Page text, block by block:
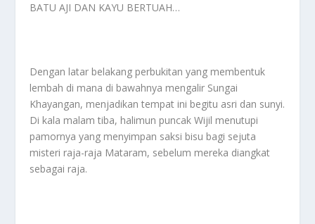
BATU AJI DAN KAYU BERTUAH…
Dengan latar belakang perbukitan yang membentuk
lembah di mana di bawahnya mengalir Sungai
Khayangan, menjadikan tempat ini begitu asri dan sunyi.
Di kala malam tiba, halimun puncak Wijil menutupi
pamornya yang menyimpan saksi bisu bagi sejuta
misteri raja-raja Mataram, sebelum mereka diangkat
sebagai raja.